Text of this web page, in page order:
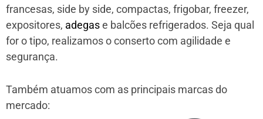
francesas, side by side, compactas, frigobar, freezer,
expositores, adegase balcões refrigerados. Seja qual
for o tipo, realizamos o conserto com agilidade e
segurança.
Também atuamos com as principais marcas do
mercado: